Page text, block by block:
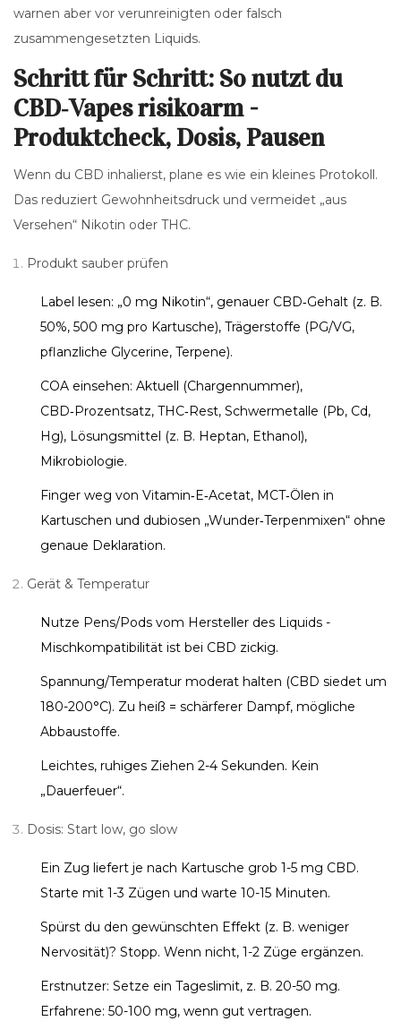
warnen aber vor verunreinigten oder falsch
zusammengesetzten Liquids.
Schritt für Schritt: So nutzt du
CBD‑Vapes risikoarm -
Produktcheck, Dosis, Pausen
Wenn du CBD inhalierst, plane es wie ein kleines Protokoll.
Das reduziert Gewohnheitsdruck und vermeidet „aus
Versehen“ Nikotin oder THC.
Produkt sauber prüfen
Label lesen: „0 mg Nikotin“, genauer CBD‑Gehalt (z. B.
50%, 500 mg pro Kartusche), Trägerstoffe (PG/VG,
pflanzliche Glycerine, Terpene).
COA einsehen: Aktuell (Chargennummer),
CBD‑Prozentsatz, THC‑Rest, Schwermetalle (Pb, Cd,
Hg), Lösungsmittel (z. B. Heptan, Ethanol),
Mikrobiologie.
Finger weg von Vitamin‑E‑Acetat, MCT‑Ölen in
Kartuschen und dubiosen „Wunder‑Terpenmixen“ ohne
genaue Deklaration.
Gerät & Temperatur
Nutze Pens/Pods vom Hersteller des Liquids -
Mischkompatibilität ist bei CBD zickig.
Spannung/Temperatur moderat halten (CBD siedet um
180-200°C). Zu heiß = schärferer Dampf, mögliche
Abbaustoffe.
Leichtes, ruhiges Ziehen 2-4 Sekunden. Kein
„Dauerfeuer“.
Dosis: Start low, go slow
Ein Zug liefert je nach Kartusche grob 1-5 mg CBD.
Starte mit 1-3 Zügen und warte 10-15 Minuten.
Spürst du den gewünschten Effekt (z. B. weniger
Nervosität)? Stopp. Wenn nicht, 1-2 Züge ergänzen.
Erstnutzer: Setze ein Tageslimit, z. B. 20-50 mg.
Erfahrene: 50-100 mg, wenn gut vertragen.